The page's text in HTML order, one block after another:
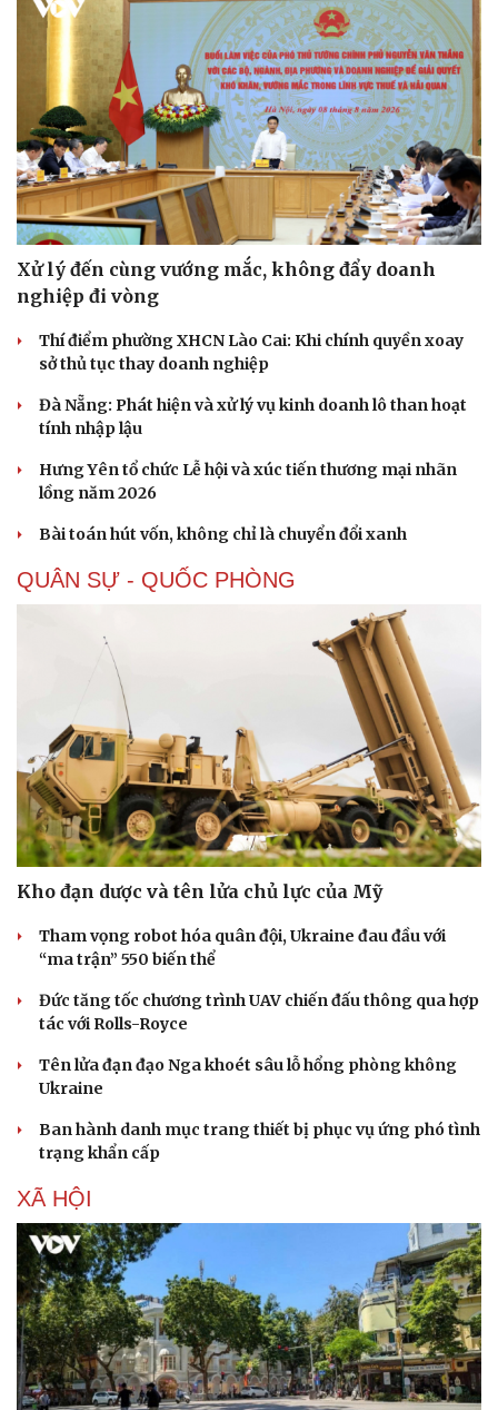
Sức khỏe
Dinh dưỡng - món ngon
Cây thuốc
Sản phụ khoa
Nhi khoa
Làm đẹp - giảm cân
Phòng mạch online
Ăn sạch sống khỏe
Đời sống
Nhà đẹp
Blog
Tình yêu - Gia đình
Xử lý đến cùng vướng mắc, không đẩy doanh
nghiệp đi vòng
Thí điểm phường XHCN Lào Cai: Khi chính quyền xoay
sở thủ tục thay doanh nghiệp
Đà Nẵng: Phát hiện và xử lý vụ kinh doanh lô than hoạt
tính nhập lậu
Hưng Yên tổ chức Lễ hội và xúc tiến thương mại nhãn
lồng năm 2026
Bài toán hút vốn, không chỉ là chuyển đổi xanh
QUÂN SỰ - QUỐC PHÒNG
Kho đạn dược và tên lửa chủ lực của Mỹ
Tham vọng robot hóa quân đội, Ukraine đau đầu với
“ma trận” 550 biến thể
Đức tăng tốc chương trình UAV chiến đấu thông qua hợp
tác với Rolls-Royce
Tên lửa đạn đạo Nga khoét sâu lỗ hổng phòng không
Ukraine
Ban hành danh mục trang thiết bị phục vụ ứng phó tình
trạng khẩn cấp
XÃ HỘI